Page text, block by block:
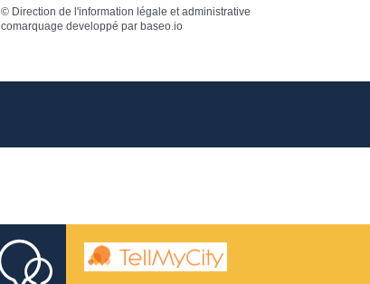
© Direction de l'information légale et administrative
comarquage developpé par baseo.io